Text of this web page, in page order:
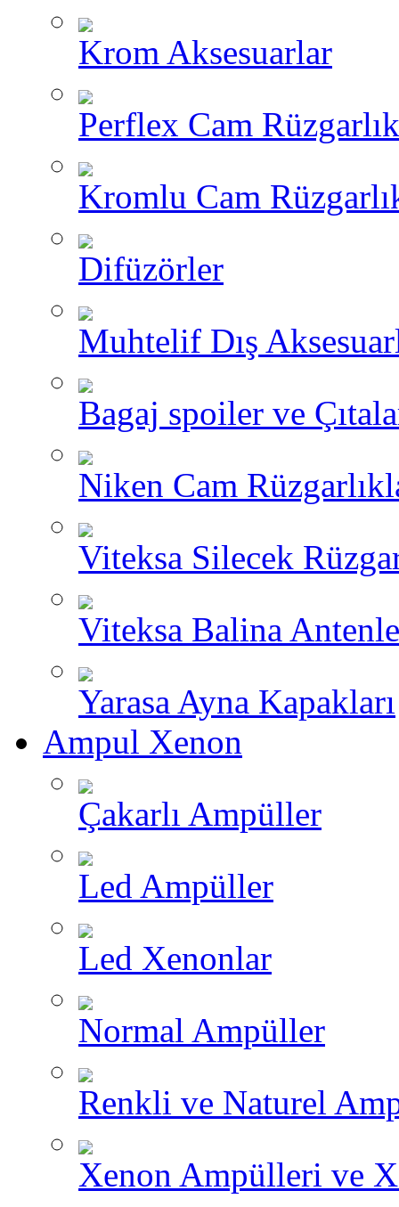
Krom Aksesuarlar
Perflex Cam
Kromlu Cam
Difüzörler
Muhtelif Dış
Bagaj spoiler ve
Niken Cam
Viteksa Silecek
Viteksa Balina
Yarasa Ayna Kapakları
Ampul Xenon
Çakarlı Ampüller
Led Ampüller
Led Xenonlar
Normal Ampüller
Renkli ve Naturel
Xenon Ampülleri ve